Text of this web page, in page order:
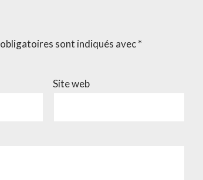
obligatoires sont indiqués avec*
Site web